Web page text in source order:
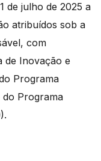
de julho de 2025 a
atribuídos sob a
com
de Inovação e
Programa
do Programa